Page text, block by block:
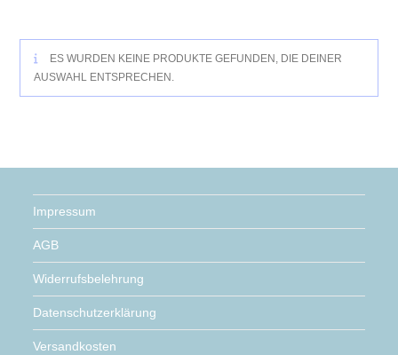
ES WURDEN KEINE PRODUKTE GEFUNDEN, DIE DEINER
AUSWAHL ENTSPRECHEN.
Impressum
AGB
Widerrufsbelehrung
Datenschutzerklärung
Versandkosten